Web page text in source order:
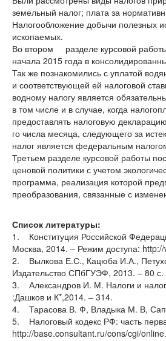
земельный налог; плата за
Налогообложение добычи полезных
ископаемых.
Во втором разделе курсовой
начала 2015 года в
Так же познакомились с уплатой
и соответствующей ей налоговой
водному налогу является
в том числе и в случае, когда
предоставлять налоговую
го числа месяца, следующего за
налог является федеральным
Третьем разделе курсовой работы
ценовой политики с учетом
программа, реализация которой
преобразования, связанные с
Список литературы:
1. Конституция Российской
Москва, 2014. – Режим доступа:
2. Вылкова Е.С., Кацюба И.А.,
Издательство СПбГУЭФ, 2013. – 80 с.
3. Александров И. М. Налоги и
:Дашков и К*,2014. – 314.
4. Тарасова В. Ф, Владыка М. В,
5. Налоговый кодекс РФ: часть
http://base.consultant.ru/cons/cgi/